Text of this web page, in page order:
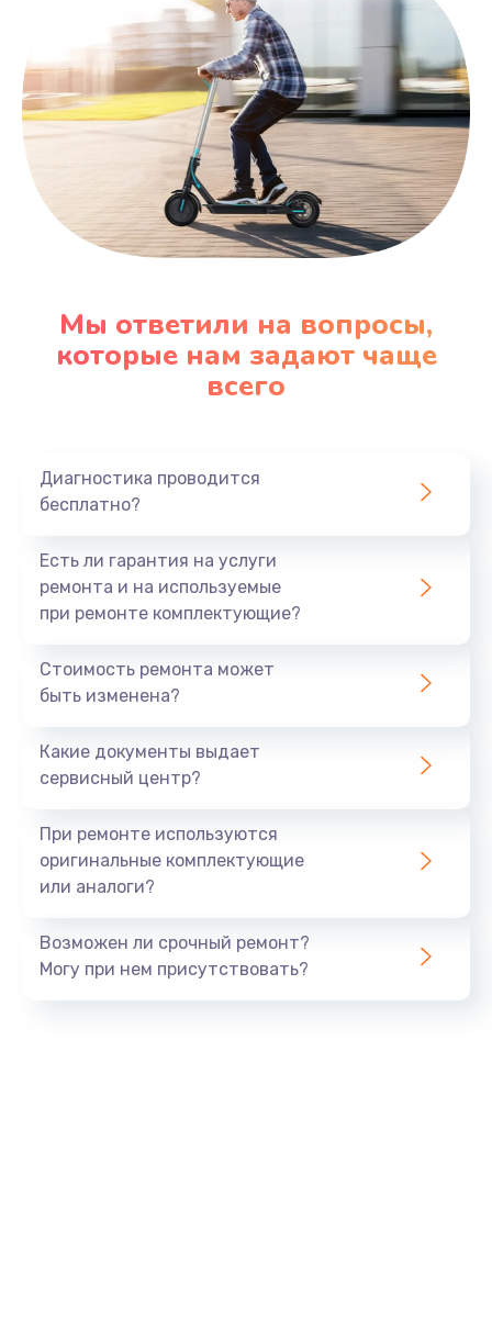
Мы ответили на вопросы,
которые нам задают чаще
всего
Диагностика проводится
бесплатно?
Есть ли гарантия на услуги
ремонта и на используемые
при ремонте комплектующие?
Стоимость ремонта может
быть изменена?
Какие документы выдает
сервисный центр?
При ремонте используются
оригинальные комплектующие
или аналоги?
Возможен ли срочный ремонт?
Могу при нем присутствовать?